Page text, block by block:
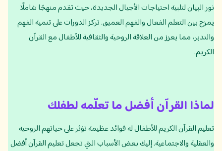
نور البيان لتلبية احتياجات الأجيال الجديدة، حيث تقدم منهجًا شاملًا
يمزج بين التعلم الفعال والفهم العميق. تركز الدورات على تنمية الفهم
والتدبر، مما يعزز من العلاقة الروحية والثقافية للأطفال مع القرآن
الكريم.
لماذا القرآن أفضل ما تعلّمه لطفلك
تعليم القرآن الكريم للأطفال له فوائد عظيمة تؤثر على حياتهم الروحية
والعقلية والاجتماعية. إليك بعض الأسباب التي تجعل تعليم القرآن أفضل